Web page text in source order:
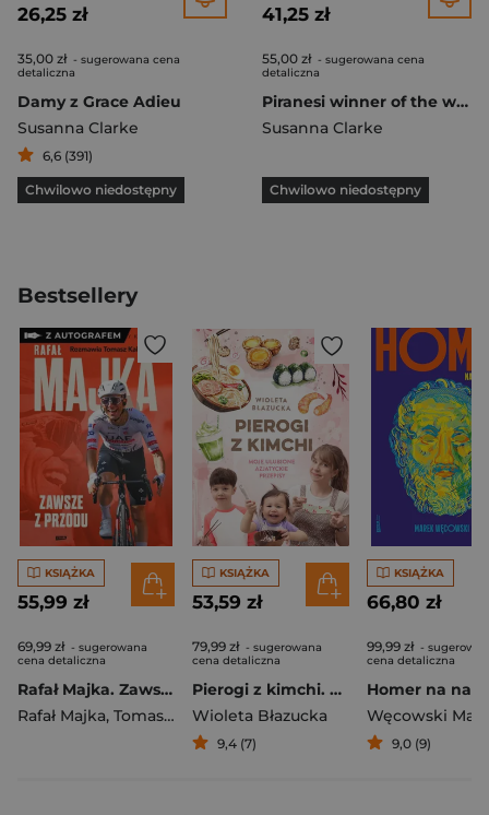
26,25 zł
35,00 zł - sugerowana cena
detaliczna
Damy z Grace Adieu
Susanna Clarke
6,6 (391)
Chwilowo niedostępny
41,25 zł
55,00 zł - sugerowana cena
detaliczna
Piranesi winner of the women's prize 2021
Susanna Clarke
Chwilowo niedostępny
Bestsellery
KSIĄŻKA
55,99 zł
69,99 zł - sugerowana
cena detaliczna
Rafał Majka. Zawsze z przodu. Rozmawia Tomasz Kalemba - książka z autografem
Rafał Majka, Tomasz Kalemba
KSIĄŻKA
53,59 zł
79,99 zł - sugerowana
cena detaliczna
Pierogi z kimchi. Moje ulubione azjatyckie przepisy
Wioleta Błazucka
9,4 (7)
KSIĄŻKA
66,80 zł
99,99 zł -
cena detaliczna
Węcowski
9,0 (9)